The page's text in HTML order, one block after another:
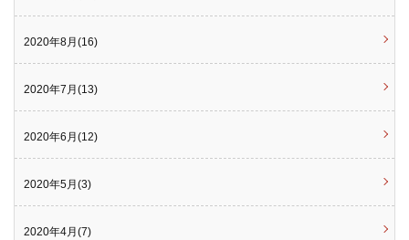
2020年8月(16)
2020年7月(13)
2020年6月(12)
2020年5月(3)
2020年4月(7)